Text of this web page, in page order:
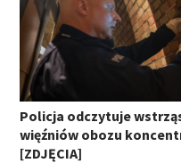
Policja odczytuje
więźniów obozu
[ZDJĘCIA]